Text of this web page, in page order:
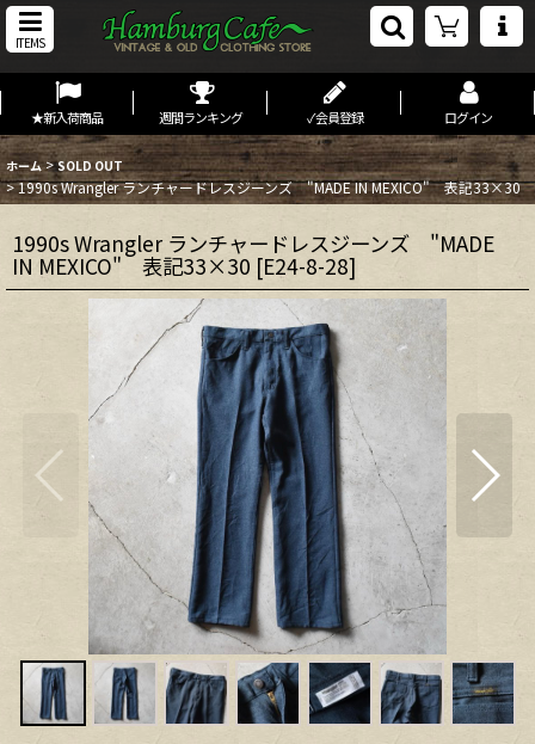
ITEMS
★新入荷商品 週間ランキング ✓会員登録 ログイン
ホーム > SOLD OUT
>1990s Wrangler ランチャードレスジーンズ "MADE IN MEXICO" 表記33×30
1990s Wrangler ランチャードレスジーンズ "MADE
IN MEXICO" 表記33×30 [E24-8-28]